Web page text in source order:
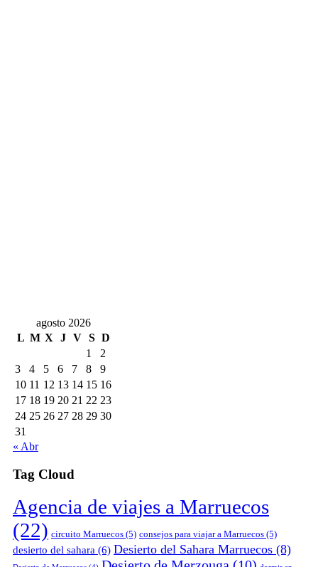
agosto 2026
L M X J V S D
1
2
3
4 5 6 7 8
9
10 11 12 13 14 15 16
17 18 19 20 21 22 23
24 25 26 27 28 29 30
31
« Abr
Tag Cloud
Agencia de viajes a Marruecos
(22) circuito Marruecos (5) consejos para viajar a Marruecos (5)
desierto del sahara (6) Desierto del Sahara Marruecos (8)